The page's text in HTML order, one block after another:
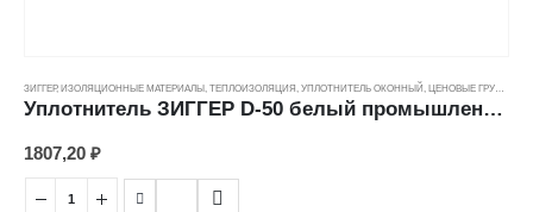
ЗИГГЕР, ИЗОЛЯЦИОННЫЕ МАТЕРИАЛЫ ТЕПЛОИЗОЛЯЦИЯ УПЛОТНИТЕЛЬ ОКОННЫЙ ЦЕНОВЫЕ ГРУППЫ
Уплотнитель ЗИГГЕР D-50 белый промышленный (12*10мм)
1807,20 ₽